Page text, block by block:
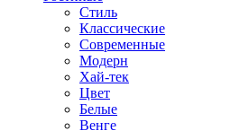
Стиль
Классические
Современные
Модерн
Хай-тек
Цвет
Белые
Венге